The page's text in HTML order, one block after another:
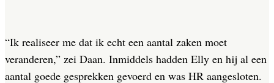
“Ik realiseer me dat ik echt een aantal zaken moet
veranderen,” zei Daan. Inmiddels hadden Elly en hij al een
aantal goede gesprekken gevoerd en was HR aangesloten.